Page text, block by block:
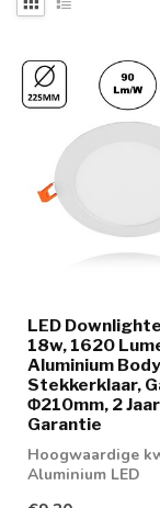
LED
18w, 1620
Aluminium
Stekkerklaar,
Φ210mm, 2 Jaar
Garantie
Hoogwaardige
Aluminium LED